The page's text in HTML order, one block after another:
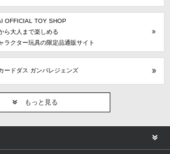
OFFICIAL TOY SHOP
ら大人まで楽しめる
ラクター玩具の限定品通販サイト
ードダス ガンバレジェンズ
もっと見る